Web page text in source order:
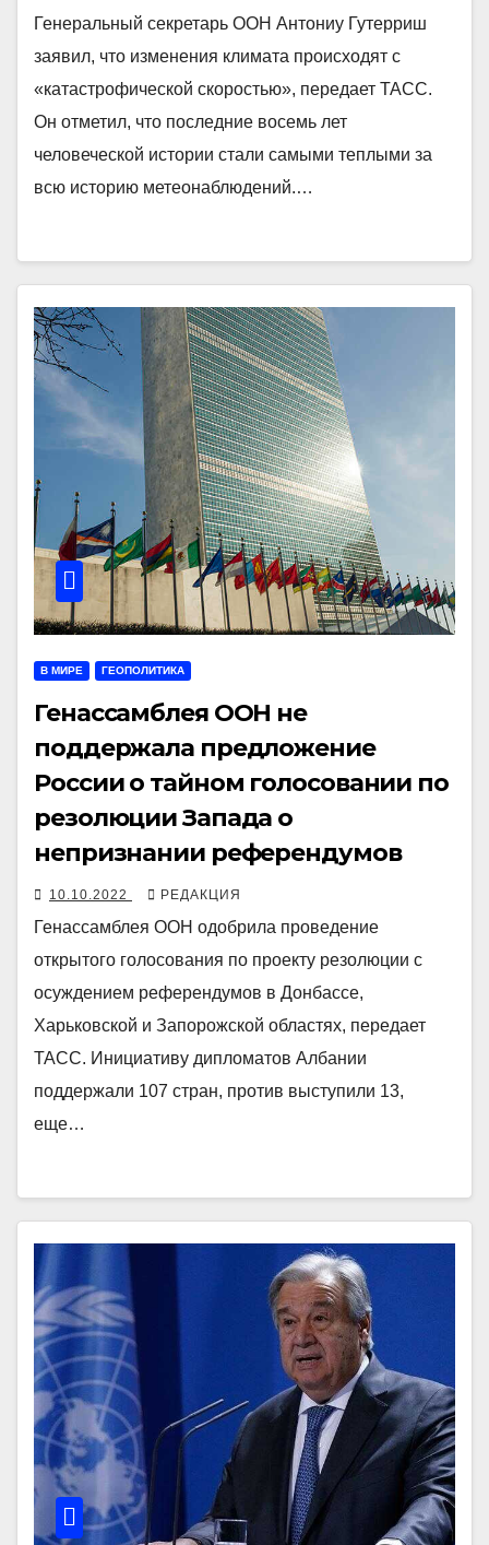
Генеральный секретарь ООН Антониу Гутерриш
заявил, что изменения климата происходят с
«катастрофической скоростью», передает ТАСС.
Он отметил, что последние восемь лет
человеческой истории стали самыми теплыми за
всю историю метеонаблюдений.…
В МИРЕ ГЕОПОЛИТИКА
Генассамблея ООН не
поддержала предложение
России о тайном голосовании по
резолюции Запада о
непризнании референдумов
10.10.2022 РЕДАКЦИЯ
Генассамблея ООН одобрила проведение
открытого голосования по проекту резолюции с
осуждением референдумов в Донбассе,
Харьковской и Запорожской областях, передает
ТАСС. Инициативу дипломатов Албании
поддержали 107 стран, против выступили 13,
еще…